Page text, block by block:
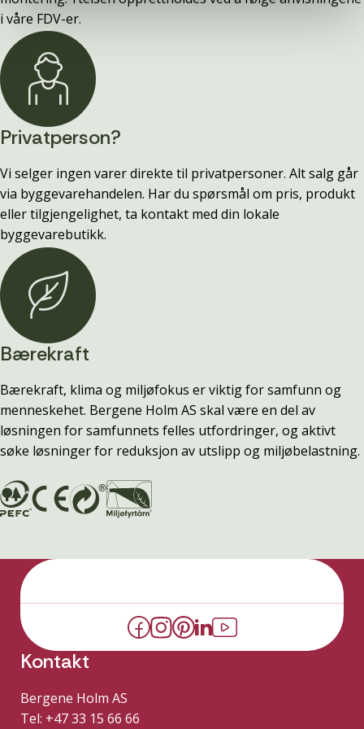
i våre FDV-er.
Privatperson?
Vi selger ingen varer direkte til privatpersoner. Alt salg går
via byggevarehandelen. Har du spørsmål om pris, produkt
eller tilgjengelighet, ta kontakt med din lokale
byggevarebutikk.
Bærekraft
Bærekraft, klima og miljøfokus er viktig for samfunn og
menneskehet. Bergene Holm AS skal være en del av
løsningen for samfunnets felles utfordringer, og aktivt
søke løsninger for reduksjon av utslipp og miljøbelastning.
Kontakt
Bergene Holm AS
Tel: +47 33 15 66 66